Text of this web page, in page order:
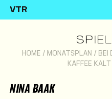
VTR
HOME / MONATSPLAN / BEI
KAFFEE KALT
NINA BAAK